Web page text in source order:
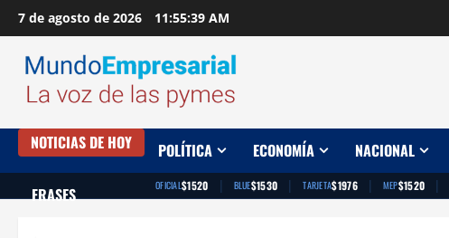
Saltar
al
contenido
7 de agosto de 2026 11:55:40 AM
NOTICIAS DE HOY POLÍTICA ECONOMÍA NACIONAL
FRASES OFICIAL$1520 | BLUE$1530 | TARJETA$1976 | MEP$1520 |